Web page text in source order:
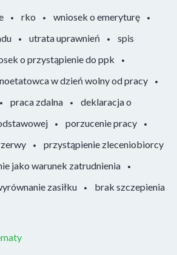
rko
wniosek o emeryturę
utrata uprawnień
spis
o przystąpienie do ppk
w dzień wolny od pracy
praca zdalna
deklaracja o
porzucenie pracy
przystąpienie zleceniobiorcy
jako warunek zatrudnienia
zasiłku
brak szczepienia